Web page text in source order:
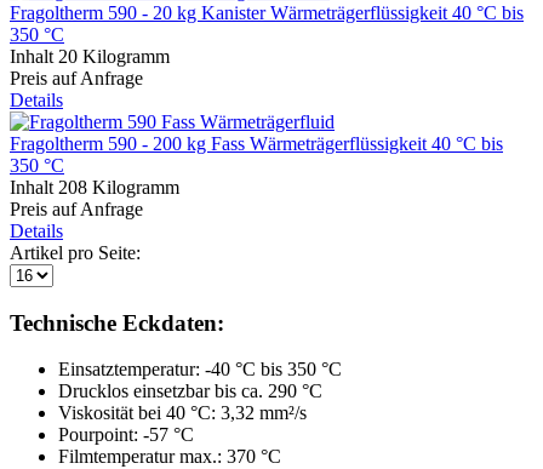
Fragoltherm 590 - 20 kg Kanister Wärmeträgerflüssigkeit 40 °C bis
350 °C
Inhalt 20 Kilogramm
Preis auf Anfrage
Details
Fragoltherm 590 - 200 kg Fass Wärmeträgerflüssigkeit 40 °C bis
350 °C
Inhalt 208 Kilogramm
Preis auf Anfrage
Details
Artikel pro Seite:
Technische Eckdaten:
Einsatztemperatur: -40 °C bis 350 °C
Drucklos einsetzbar bis ca. 290 °C
Viskosität bei 40 °C: 3,32 mm²/s
Pourpoint: -57 °C
Filmtemperatur max.: 370 °C